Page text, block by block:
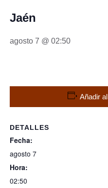
Jaén
agosto 7 @ 02:50
Añadir
DETALLES
Fecha:
agosto 7
Hora:
02:50